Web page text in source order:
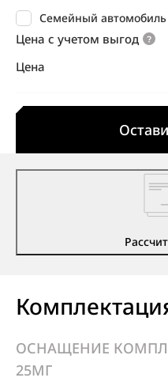
Семейный автомобиль
Цена с учетом выгод
Цена
ОСНАЩЕНИЕ
25МГ